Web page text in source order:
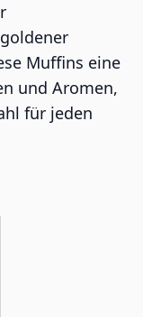
Muffins eine
und Aromen,
für jeden